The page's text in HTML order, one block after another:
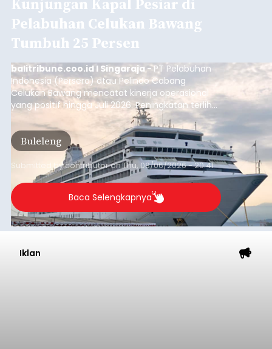
Pelabuhan Celukan Bawang
Tumbuh 25 Persen
balitribune.coo.id I Singaraja -PT Pelabuhan
Indonesia (Persero) atau Pelindo Cabang
Celukan Bawang mencatat kinerja operasional
yang positif hingga Juli 2026. Peningkatan terlihat
dari arus kapal yang mencapai 1,48 juta Gross
Tonnage (GT), atau tumbuh 12,4 persen
dibandingkan periode yang sama tahun lalu
yang tercatat sebesar 1,32 juta GT.
Buleleng
Submitted bycontributoronThu, 08/06/2026 - 20:41
Baca Selengkapnya
Iklan